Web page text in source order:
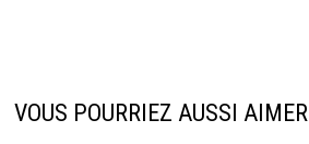
VOUS POURRIEZ AUSSI AIMER